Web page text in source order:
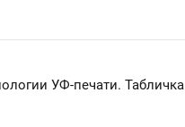
УФ-печати. Табличка